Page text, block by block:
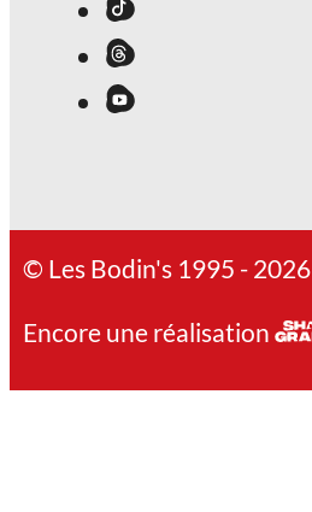
© Les Bodin's 1995 - 2026
Encore une réalisation